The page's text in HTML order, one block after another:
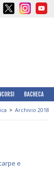
BACHECA
> Archivio 2018
e